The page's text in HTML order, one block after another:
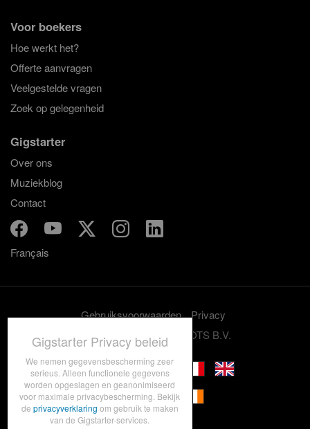
Voor boekers
Hoe werkt het?
Offerte aanvragen
Veelgestelde vragen
Zoek op gelegenheid
Gigstarter
Over ons
Muziekblog
Contact
Français
Gebruiksvoorwaarden
Privacy
© 2012-2026 GRASSROOTS B.V.
Gigstarter Privacy beleid
We nemen gegevensbescherming zeer
serieus. Alleen functionele gegevens
worden opgeslagen en geanonimiseerd
voor maximale privacybescherming. Bekijk
de privacyverklaring om gebruik te maken
van de Gigstarter-services.